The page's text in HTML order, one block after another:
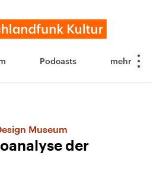
Podcasts
Museum
der